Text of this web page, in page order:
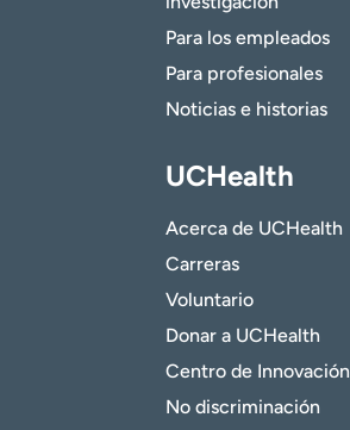
Para los empleados
Para profesionales
Noticias e historias
UCHealth
Acerca de UCHealth
Carreras
Voluntario
Donar a UCHealth
Centro de Innovación
No discriminación